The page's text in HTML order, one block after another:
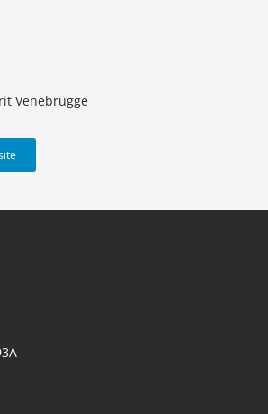
Venebrügge